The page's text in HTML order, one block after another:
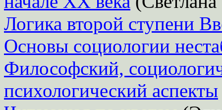
Логика второй ступени
Основы социологии
Философский,
психологический аспекты